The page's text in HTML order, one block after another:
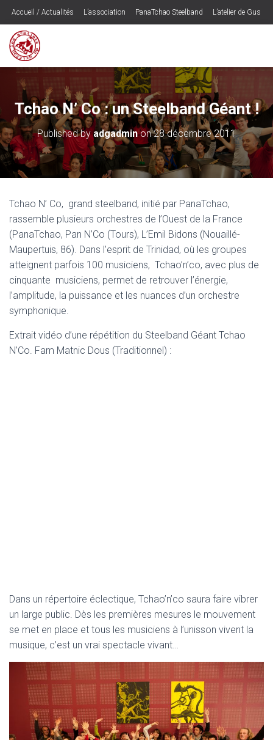
Accueil / Actualités L’association PanaTchao Steelband L’atelier de Gus
Espace Adhérents
Tchao N’ Co : un Steelband Géant !
Published byadgadminon28 décembre 2011
Tchao N’ Co, grand steelband, initié par PanaTchao,
rassemble plusieurs orchestres de l’Ouest de la France
(PanaTchao, Pan N’Co (Tours), L’Emil Bidons (Nouaillé-
Maupertuis, 86). Dans l’esprit de Trinidad, où les groupes
atteignent parfois 100 musiciens, Tchao’n’co, avec plus de
cinquante musiciens, permet de retrouver l’énergie,
l’amplitude, la puissance et les nuances d’un orchestre
symphonique.
Extrait vidéo d’une répétition du Steelband Géant Tchao
N’Co. Fam Matnic Dous (Traditionnel) :
Dans un répertoire éclectique, Tchao’n’co saura faire vibrer
un large public. Dès les premières mesures le mouvement
se met en place et tous les musiciens à l’unisson vivent la
musique, c’est un vrai spectacle vivant…